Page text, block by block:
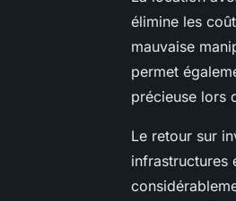
élimine les
mauvaise
permet
précieuse lors
Le retour sur
infrastructures